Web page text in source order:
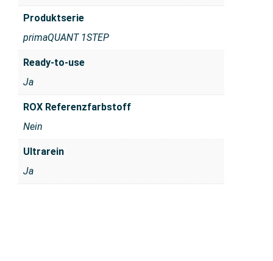
Produktserie
primaQUANT 1STEP
Ready-to-use
Ja
ROX Referenzfarbstoff
Nein
Ultrarein
Ja